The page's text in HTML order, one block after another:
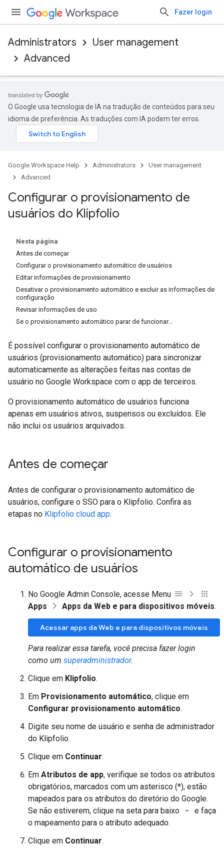
Fazer login
Administrators
User management
Advanced
O Google usa tecnologia de IA na tradução de conteúdos para seu
idioma de preferência. As traduções com IA podem ter erros.
Google Workspace Help Administrators
User management
Advanced
Configurar o provisionamento de
usuários do Klipfolio
Nesta página
Antes de começar
Configurar o provisionamento automático de usuários
Editar informações de provisionamento
Desativar o provisionamento automático e excluir as informações de
configuração
Revisar informações de uso
Se o provisionamento automático parar de funcionar...
É possível configurar o provisionamento automático de
usuários (provisionamento automático) para sincronizar
automaticamente as alterações feitas nas contas de
usuário no Google Workspace com o app de terceiros.
O provisionamento automático de usuários funciona
apenas em usuários ativos, suspensos ou excluídos. Ele
não inclui os usuários arquivados.
Antes de começar
Antes de configurar o provisionamento automático de
usuários, configure o SSO para o Klipfolio. Confira as
etapas no Klipfolio cloud app.
Configurar o provisionamento
automático de usuários
No Google Admin Console, acesse Menu
Apps
Apps da Web e para dispositivos móveis.
Acessar apps da Web e para dispositivos móveis
Para realizar essa tarefa, você precisa fazer login
como um superadministrador.
Clique em Klipfolio.
Em Provisionamento automático, clique em
Configurar provisionamento automático.
Digite seu nome de usuário e senha de administrador
do Klipfolio.
Clique em Continuar.
Em Atributos de app, verifique se todos os atributos
obrigatórios, marcados com um asterisco (*), estão
mapeados para os atributos do diretório do Google.
Se não estiverem, clique na seta para baixo
e faça
o mapeamento para o atributo adequado.
Clique em Continuar.